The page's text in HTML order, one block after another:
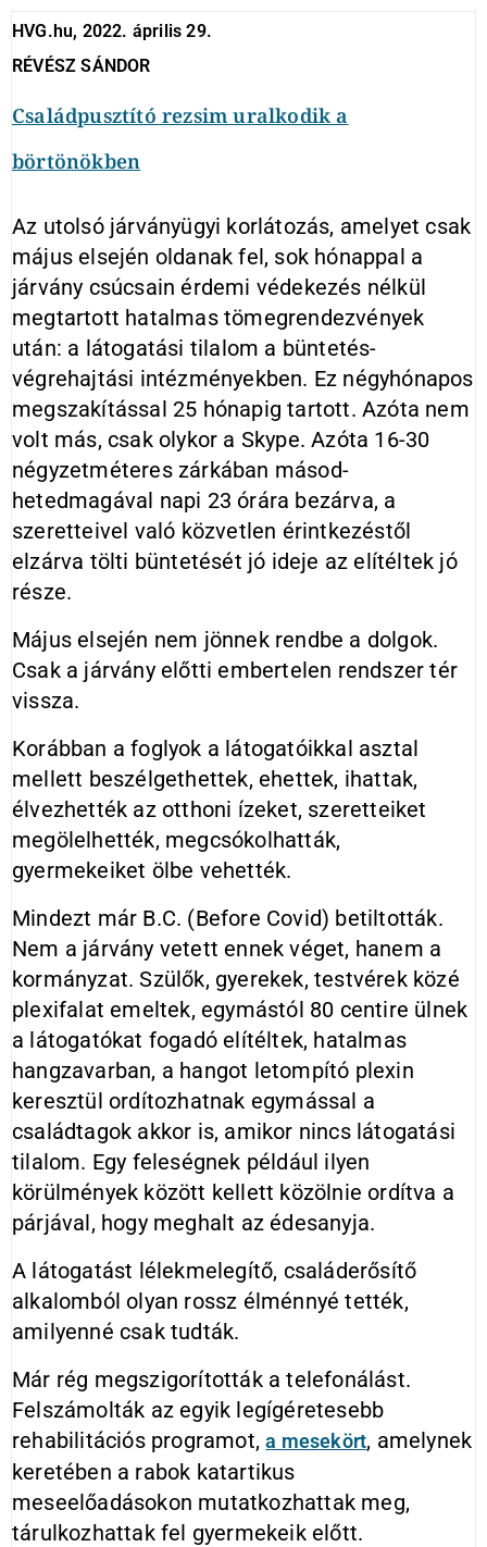
HVG.hu, 2022. április 29.
RÉVÉSZ SÁNDOR
Családpusztító rezsim uralkodik a
börtönökben
Az utolsó járványügyi korlátozás, amelyet csak
május elsején oldanak fel, sok hónappal a
járvány csúcsain érdemi védekezés nélkül
megtartott hatalmas tömegrendezvények
után: a látogatási tilalom a büntetés-
végrehajtási intézményekben. Ez négyhónapos
megszakítással 25 hónapig tartott. Azóta nem
volt más, csak olykor a Skype. Azóta 16-30
négyzetméteres zárkában másod-
hetedmagával napi 23 órára bezárva, a
szeretteivel való közvetlen érintkezéstől
elzárva tölti büntetését jó ideje az elítéltek jó
része.
Május elsején nem jönnek rendbe a dolgok.
Csak a járvány előtti embertelen rendszer tér
vissza.
Korábban a foglyok a látogatóikkal asztal
mellett beszélgethettek, ehettek, ihattak,
élvezhették az otthoni ízeket, szeretteiket
megölelhették, megcsókolhatták,
gyermekeiket ölbe vehették.
Mindezt már B.C. (Before Covid) betiltották.
Nem a járvány vetett ennek véget, hanem a
kormányzat. Szülők, gyerekek, testvérek közé
plexifalat emeltek, egymástól 80 centire ülnek
a látogatókat fogadó elítéltek, hatalmas
hangzavarban, a hangot letompító plexin
keresztül ordítozhatnak egymással a
családtagok akkor is, amikor nincs látogatási
tilalom. Egy feleségnek például ilyen
körülmények között kellett közölnie ordítva a
párjával, hogy meghalt az édesanyja.
A látogatást lélekmelegítő, családerősítő
alkalomból olyan rossz élménnyé tették,
amilyenné csak tudták.
Már rég megszigorították a telefonálást.
Felszámolták az egyik legígéretesebb
rehabilitációs programot,a mesekört, amelynek
keretében a rabok katartikus
meseelőadásokon mutatkozhattak meg,
tárulkozhattak fel gyermekeik előtt.